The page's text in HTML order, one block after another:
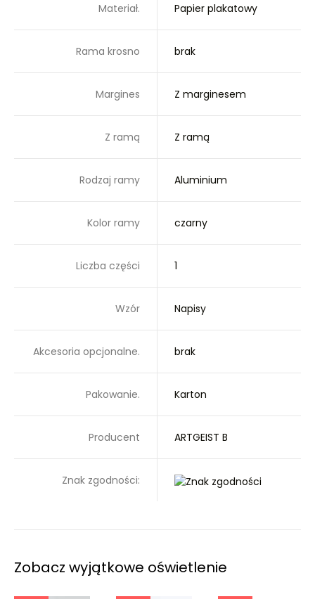
Materiał. Papier plakatowy
Rama krosno brak
Margines Z marginesem
Z ramą Z ramą
Rodzaj ramy Aluminium
Kolor ramy czarny
Liczba części 1
Wzór Napisy
Akcesoria opcjonalne. brak
Pakowanie. Karton
Producent ARTGEIST B
Znak zgodności:
Zobacz wyjątkowe oświetlenie